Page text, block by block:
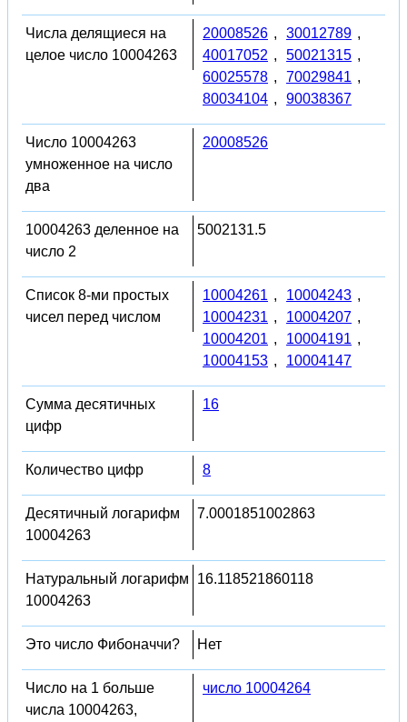
Числа делящиеся на
целое число 10004263
20008526 , 30012789 ,
40017052 , 50021315 ,
60025578 , 70029841 ,
80034104 , 90038367
Число 10004263
умноженное на число
два
20008526
10004263 деленное на
число 2
5002131.5
Список 8-ми простых
чисел перед числом
10004261 , 10004243 ,
10004231 , 10004207 ,
10004201 , 10004191 ,
10004153 , 10004147
Сумма десятичных
цифр
16
Количество цифр 8
Десятичный логарифм
10004263
7.0001851002863
Натуральный логарифм
10004263
16.118521860118
Это число Фибоначчи? Нет
Число на 1 больше
числа 10004263,
число 10004264